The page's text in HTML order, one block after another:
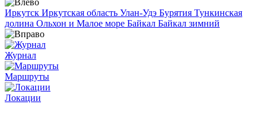
Иркутск Иркутская область Улан-Удэ Бурятия Тункинская
долина Ольхон и Малое море Байкал Байкал зимний
Журнал
Маршруты
Локации